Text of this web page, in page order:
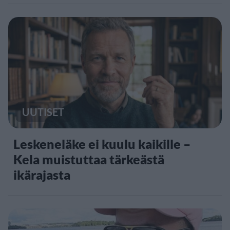
UUTISET
Leskeneläke ei kuulu kaikille –
Kela muistuttaa tärkeästä
ikärajasta